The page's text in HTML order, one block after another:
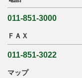
011-851-3000
ＦＡＸ
011-851-3022
マップ